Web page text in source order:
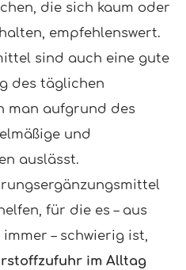
die sich kaum oder
empfehlenswert.
sind auch eine gute
des täglichen
man aufgrund des
und
auslässt.
für die es – aus
– schwierig ist,
im Alltag